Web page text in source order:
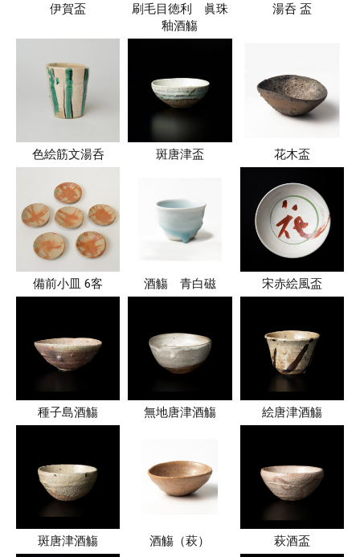
伊賀盃
刷毛目徳利 眞珠
釉酒觴
湯呑 盃
色絵筋文湯呑 斑唐津盃 花木盃
備前小皿 6客 酒觴 青白磁 宋赤絵風盃
種子島酒觴 無地唐津酒觴 絵唐津酒觴
斑唐津酒觴 酒觴（萩） 萩酒盃